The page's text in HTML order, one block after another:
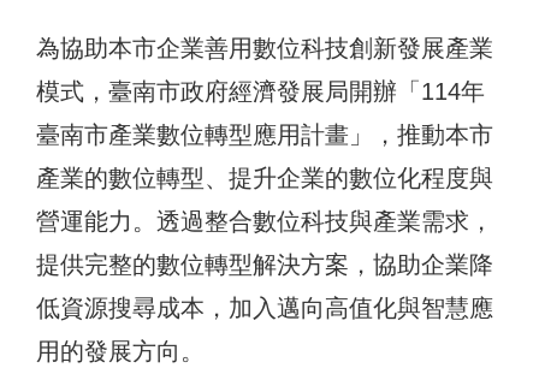
為協助本市企業善用數位科技創新發展產業
模式，臺南市政府經濟發展局開辦「114年
臺南市產業數位轉型應用計畫」，推動本市
產業的數位轉型、提升企業的數位化程度與
營運能力。透過整合數位科技與產業需求，
提供完整的數位轉型解決方案，協助企業降
低資源搜尋成本，加入邁向高值化與智慧應
用的發展方向。